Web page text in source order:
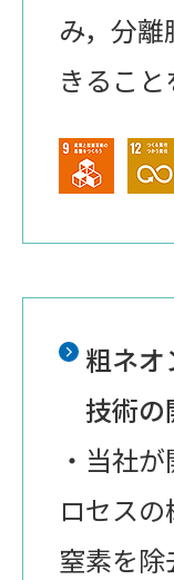
み，分
きること
粗ネ
技術の
・当社
ロセス
窒素を